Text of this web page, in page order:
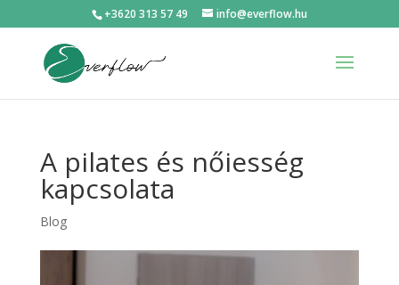
+3620 313 57 49 info@everflow.hu
A pilates és nőiesség
kapcsolata
Blog